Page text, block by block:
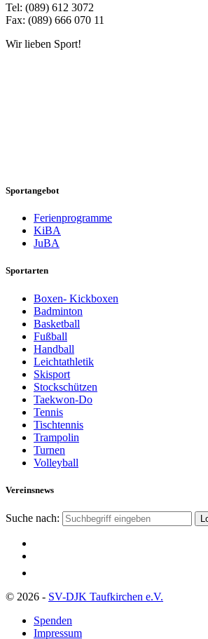
Tel: (089) 612 3072
Fax: (089) 666 070 11
Wir lieben Sport!
Sportangebot
Ferienprogramme
KiBA
JuBA
Sportarten
Boxen- Kickboxen
Badminton
Basketball
Fußball
Handball
Leichtathletik
Skisport
Stockschützen
Taekwon-Do
Tennis
Tischtennis
Trampolin
Turnen
Volleyball
Vereinsnews
Suche nach:
© 2026 - SV-DJK Taufkirchen e.V.
Spenden
Impressum